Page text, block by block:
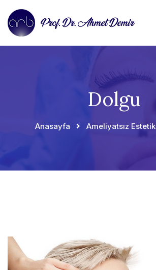
Dolgu
Anasayfa Ameliyatsız Estetik